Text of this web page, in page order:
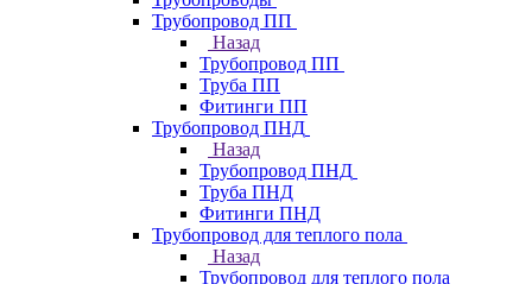
Трубопровод ПП
Назад
Трубопровод ПП
Труба ПП
Фитинги ПП
Трубопровод ПНД
Назад
Трубопровод ПНД
Труба ПНД
Фитинги ПНД
Трубопровод для теплого пола
Назад
Трубопровод для теплого пола